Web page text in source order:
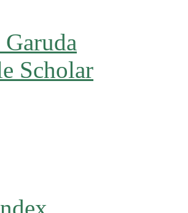
Scholar